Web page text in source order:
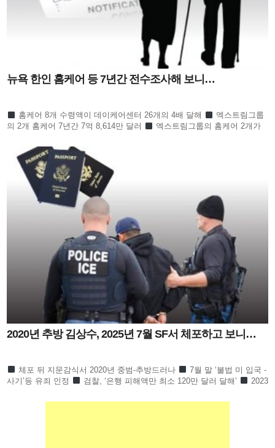
뉴욕 한인 홈케어 등 7년간 전수조사해 보니…
홈케어 8개 수령액이 데이케어센터 26개의 4배 달해
엑스트림그룹
의 2개 홈케어 7년간 7억 8,614만 달러
엑스트림그룹의 홈케어 2개가
2020년 추방 김상수, 2025년 7월 SF서 체포하고 보니…
체포 뒤 지문감식서 2020년 중범-추방드러나
7월 말 ‘불법 미 입국 -
사기’등 유죄 인정
검찰, ‘은행 피해액만 최소 120만 달러 달해’
2023